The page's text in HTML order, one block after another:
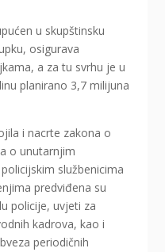
u skupštinsku
osigurava
a za tu svrhu je u
planirano 3,7 milijuna
i nacrte zakona o
o unutarnjim
službenicima
predviđena su
policije, uvjeti za
kadrova, kao i
periodičnih